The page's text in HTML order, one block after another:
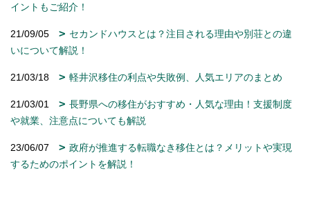
イントもご紹介！
21/09/05
セカンドハウスとは？注目される理由や別荘との違
いについて解説！
21/03/18 軽井沢移住の利点や失敗例、人気エリアのまとめ
21/03/01
長野県への移住がおすすめ・人気な理由！支援制度
や就業、注意点についても解説
23/06/07
政府が推進する転職なき移住とは？メリットや実現
するためのポイントを解説！